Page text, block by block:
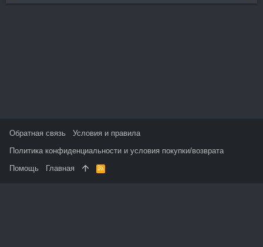
Обратная связь
Условия и правила
Политика конфиденциальности и условия покупки/возврата
Помощь
Главная
R